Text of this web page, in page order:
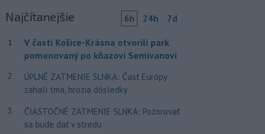
Najčítanejšie 6h 24h 7d
1
V časti Košice-Krásna otvorili park
pomenovaný po kňazovi Semivanovi
2
ÚPLNÉ ZATMENIE SLNKA: Časť Európy
zahalí tma, hrozia dôsledky
3
ČIASTOČNÉ ZATMENIE SLNKA: Pozorovať
sa bude dať v stredu